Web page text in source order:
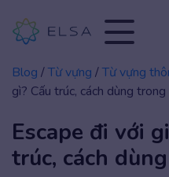
Blog /Từ vựng /Từ vựng
gì? Cấu trúc, cách dùng
Escape đi với
trúc, cách